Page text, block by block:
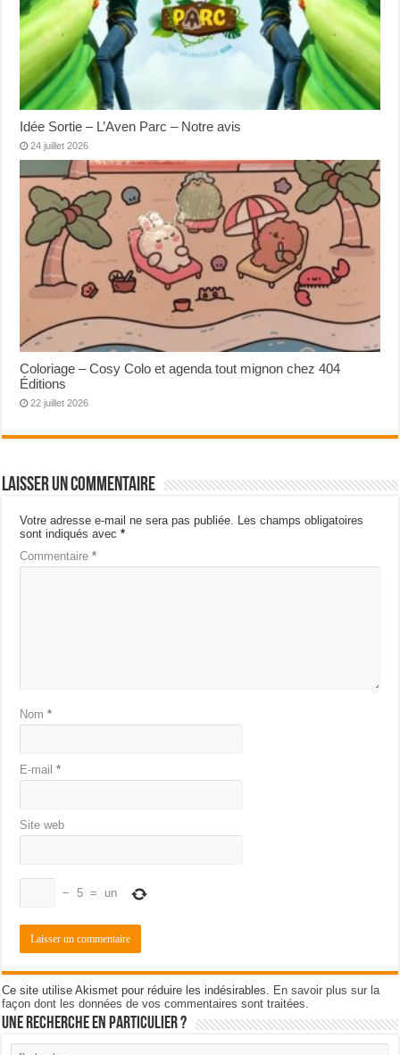
Idée Sortie – L’Aven Parc – Notre avis
24 juillet 2026
Coloriage – Cosy Colo et agenda tout mignon chez 404
Éditions
22 juillet 2026
Laisser un commentaire
Votre adresse e-mail ne sera pas publiée. Les champs obligatoires
sont indiqués avec*
Commentaire*
Nom*
E-mail*
Site web
− 5 = un
Ce site utilise Akismet pour réduire les indésirables. En savoir plus sur la
façon dont les données de vos commentaires sont traitées.
Une recherche en particulier ?